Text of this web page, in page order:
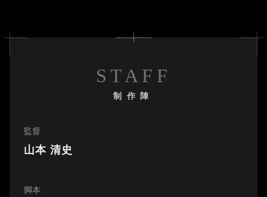
STAFF
制作陣
監督
山本 清史
脚本